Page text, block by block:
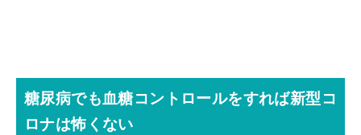
糖尿病でも血糖コントロールをすれば新型コ
ロナは怖くない